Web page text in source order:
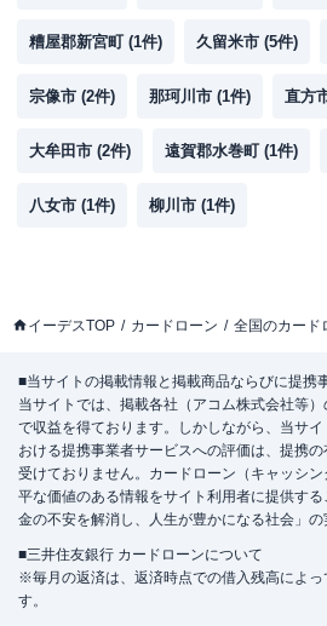
糟屋郡新宮町 (1件) 久留米市 (5件)
宗像市 (2件) 那珂川市 (1件) 直方
大牟田市 (2件) 遠賀郡水巻町 (1件)
八女市 (1件) 柳川市 (1件)
イーデスTOP カードローン 全国のカード
■当サイトの掲載情報と掲載商品ならびに提携
当サイトでは、掲載各社（アコム株式会社等
で収益を得ております。しかしながら、当サ
おける提携事業者サービスへの評価は、提携
受けておりません。カードローン（キャッシ
平な価値のある情報をサイト利用者に提供す
金の不安を解消し、人生が豊かになる社会」の
■三井住友銀行 カードローンについて
※毎月の返済は、返済時点での借入残高によっ
す。